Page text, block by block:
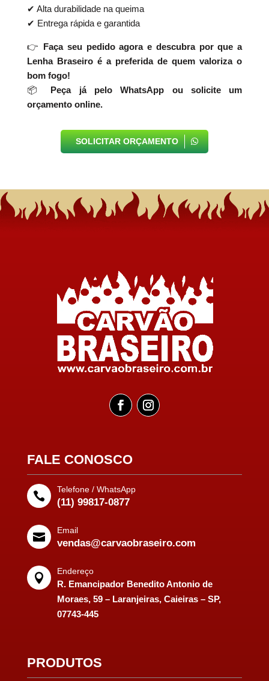
✔ Alta durabilidade na queima
✔ Entrega rápida e garantida
👉 Faça seu pedido agora e descubra por que a
Lenha Braseiro é a preferida de quem valoriza o
bom fogo!
📦 Peça já pelo WhatsApp ou solicite um
orçamento online.
SOLICITAR ORÇAMENTO
FALE CONOSCO

Telefone / WhatsApp
(11) 99817-0877

Email
vendas@carvaobraseiro.com

Endereço
R. Emancipador Benedito Antonio de
Moraes, 59 – Laranjeiras, Caieiras – SP,
07743-445
PRODUTOS